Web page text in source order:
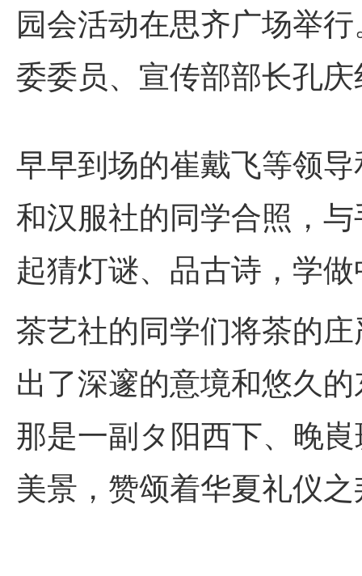
园会活动在思齐广场举
委委员、宣传部部长孔
早早到场的崔戴飞等领
和汉服社的同学合照，
起猜灯谜、品古诗，学
茶艺社的同学们将茶的
出了深邃的意境和悠久
那是一副タ阳西下、晚
美景，赞颂着华夏礼仪